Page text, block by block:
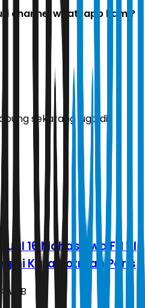
channel whatsapp kami?
sekarang juga di
16 Mahasiswa FH UI
Kata Hotman Paris
WIB